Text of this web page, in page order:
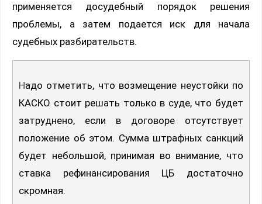
применяется досудебный порядок решения
проблемы, а затем подается иск для начала
судебных разбирательств.
Надо отметить, что возмещение неустойки по
КАСКО стоит решать только в суде, что будет
затруднено, если в договоре отсутствует
положение об этом. Сумма штрафных санкций
будет небольшой, принимая во внимание, что
ставка рефинансирования ЦБ достаточно
скромная.